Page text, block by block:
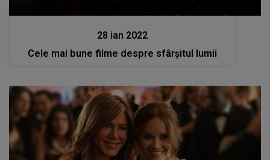
28 ian 2022
Cele mai bune filme despre sfârşitul lumii